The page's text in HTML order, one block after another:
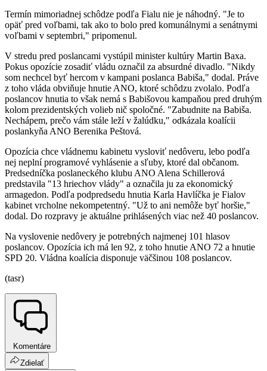
Termín mimoriadnej schôdze podľa Fialu nie je náhodný. "Je to
opäť pred voľbami, tak ako to bolo pred komunálnymi a senátnymi
voľbami v septembri," pripomenul.
V stredu pred poslancami vystúpil minister kultúry Martin Baxa.
Pokus opozície zosadiť vládu označil za absurdné divadlo. "Nikdy
som nechcel byť hercom v kampani poslanca Babiša," dodal. Práve
z toho vláda obviňuje hnutie ANO, ktoré schôdzu zvolalo. Podľa
poslancov hnutia to však nemá s Babišovou kampaňou pred druhým
kolom prezidentských volieb nič spoločné. "Zabudnite na Babiša.
Nechápem, prečo vám stále leží v žalúdku," odkázala koalícii
poslankyňa ANO Berenika Peštová.
Opozícia chce vládnemu kabinetu vysloviť nedôveru, lebo podľa
nej neplní programové vyhlásenie a sľuby, ktoré dal občanom.
Predsedníčka poslaneckého klubu ANO Alena Schillerová
predstavila "13 hriechov vlády" a označila ju za ekonomický
armagedon. Podľa podpredsedu hnutia Karla Havlíčka je Fialov
kabinet vrcholne nekompetentný. "Už to ani nemôže byť horšie,"
dodal. Do rozpravy je aktuálne prihlásených viac než 40 poslancov.
Na vyslovenie nedôvery je potrebných najmenej 101 hlasov
poslancov. Opozícia ich má len 92, z toho hnutie ANO 72 a hnutie
SPD 20. Vládna koalícia disponuje väčšinou 108 poslancov.
(tasr)
Komentáre
Zdielať